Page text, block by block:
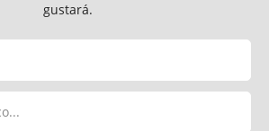
gustará.